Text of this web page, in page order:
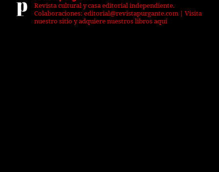
Revista cultural y casa editorial independiente.
Colaboraciones: editorial@revistapurgante.com | Visita
nuestro sitio y adquiere nuestros libros aquí